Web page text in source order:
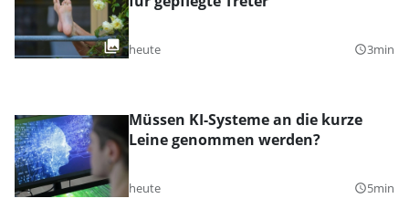
heute query_builder3min
Müssen KI-Systeme an die kurze
Leine genommen werden?
heute query_builder5min